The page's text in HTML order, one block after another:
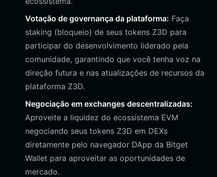
Votação de governança da plataforma: Faça
staking (bloqueio) de seus tokens Z3D para
participar do desenvolvimento liderado pela
comunidade, garantindo que você tenha voz na
direção futura e nas atualizações de recursos da
plataforma Z3D.
Negociação em exchanges descentralizadas:
Aproveite a liquidez do ecossistema EVM
negociando seus tokens Z3D em DEXs
diretamente pelo navegador DApp da Bitget
Wallet para aproveitar as oportunidades de
mercado.